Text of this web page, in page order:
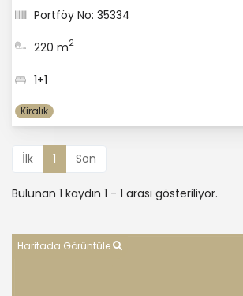
Portföy No: 35334
220 m2
1+1
Kiralık
İlk 1 Son
Bulunan 1 kaydın 1 - 1 arası gösteriliyor.
Haritada Görüntüle